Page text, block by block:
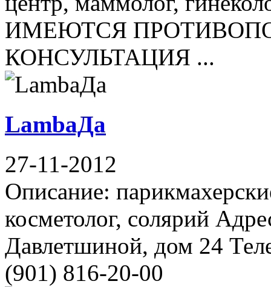
ИМЕЮТСЯ
КОНСУЛЬТАЦИЯ ...
LambaДа
27-11-2012
Описание:
косметолог, солярий
Давлетшиной, дом 24
(901) 816-20-00